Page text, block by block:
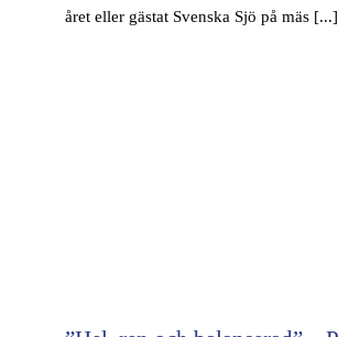
året eller gästat Svenska Sjö på mäs [...]